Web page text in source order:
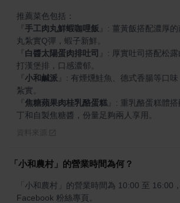
手工肉丸鮮蝦咖哩飯
: 薑黃飯搭配濃厚
白醬太陽蛋肉排吐司
: 厚實吐司搭配松
小和鹹派
: 有煙燻鮭魚、德式香腸等口
焦糖蘋果肉桂乳酪蛋糕
: 重乳酪蛋糕體
丁和自製焦糖醬，份量足夠兩人享用。
「小和農村」的營業時間為何？
「小和農村」的營業時間為 10:00 至 16:00
Facebook 粉絲專頁。